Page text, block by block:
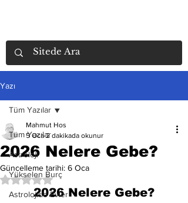
Yazı
Tüm Yazılar
Astroloji
Yükselen Burç
Astrolojide Evler
Tüm Yazılar
2026 Nelere Gebe?
Mahmut Hos
5 Oca 2 dakikada okunur
Güncelleme tarihi: 6 Oca
5 üzerinden NaN yıldız
2026 Nelere Gebe?